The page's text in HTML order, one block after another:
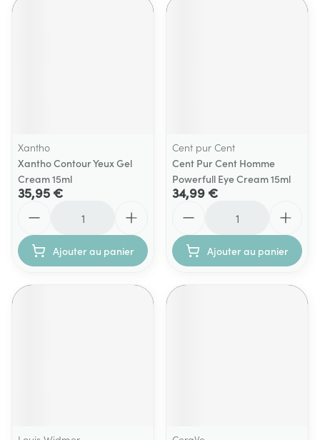
Xantho
Xantho Contour Yeux Gel
Cream 15ml
35,95 €
Ajouter au panier
Cent pur Cent
Cent Pur Cent Homme
Powerfull Eye Cream 15ml
34,99 €
Ajouter au panier